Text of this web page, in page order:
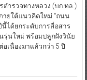
ำรวจทางหลวง (บก.ทล.)
ายใต้แนวคิดใหม่ “ถนน
ได้ยกระดับการสื่อสาร
รุ่นใหม่ พร้อมปลูกฝังวินัย
เนื่องมาแล้วกว่า 5 ปี